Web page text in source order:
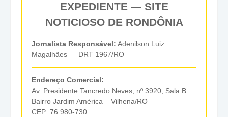
EXPEDIENTE — SITE
NOTICIOSO DE RONDÔNIA
Jornalista Responsável: Adenilson Luiz
Magalhães — DRT 1967/RO
Endereço Comercial:
Av. Presidente Tancredo Neves, nº 3920, Sala B
Bairro Jardim América – Vilhena/RO
CEP: 76.980-730